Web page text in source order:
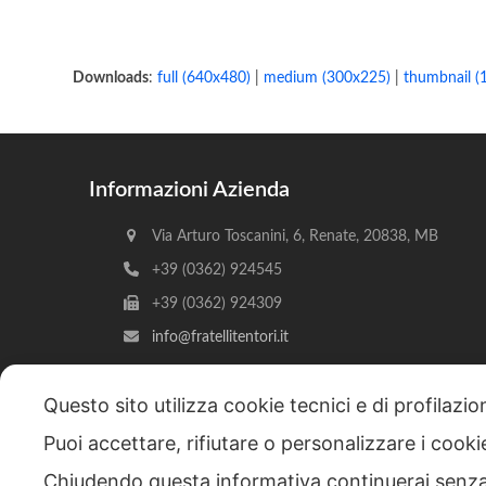
Downloads:full (640x480) medium (300x225) |thumbnail
Informazioni Azienda
Via Arturo Toscanini, 6, Renate, 20838, MB
+39 (0362) 924545
+39 (0362) 924309
info@fratellitentori.it
Copyright © 2026 F.lli Tentori di Enrico Tentori & C.
Questo sito utilizza cookie tecnici e di
Puoi accettare, rifiutare o personalizzare i
Chiudendo questa informativa continuerai